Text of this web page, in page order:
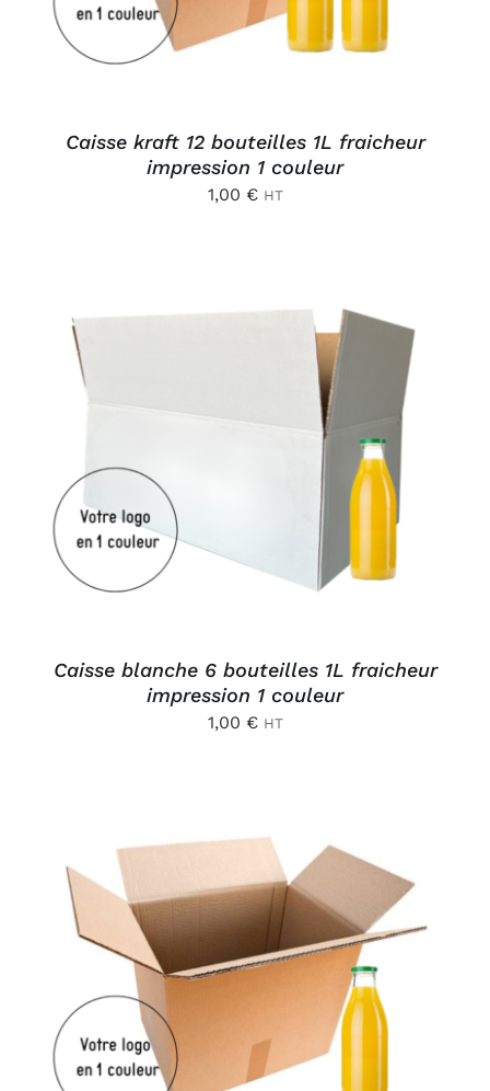
Caisse kraft 12 bouteilles 1L fraicheur
impression 1 couleur
1,00 € HT
Caisse blanche 6 bouteilles 1L fraicheur
impression 1 couleur
1,00 € HT
AJOUTER AU PANIER